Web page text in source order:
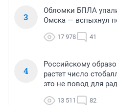
3
Обломки БПЛА
Омска — вспыхнул
17 978 41
4
Российскому
растет число
это не повод для
13 511 82